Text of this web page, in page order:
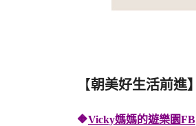
【朝美好生活前進】
🔶Vicky媽媽的遊樂園FB